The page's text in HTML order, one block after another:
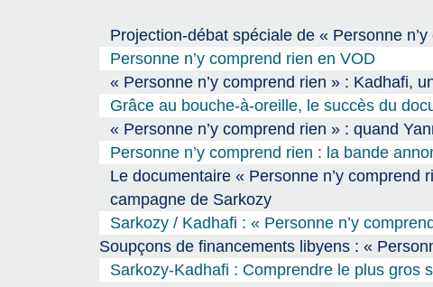
Projection-débat spéciale de « Personne
Personne n’y comprend rien en VOD
« Personne n’y comprend rien » : Kadhafi,
Grâce au bouche-à-oreille, le succès du
« Personne n’y comprend rien » : quand
Personne n’y comprend rien : la bande
Le documentaire « Personne n’y
campagne de Sarkozy
Sarkozy / Kadhafi : « Personne n’y
Soupçons de financements libyens : «
Sarkozy-Kadhafi : Comprendre le plus gros